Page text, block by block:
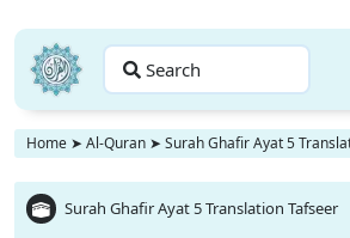
Search
Home ➤ Al-Quran ➤ Surah Ghafir Ayat 5
Surah Ghafir Ayat 5 Translation Tafseer